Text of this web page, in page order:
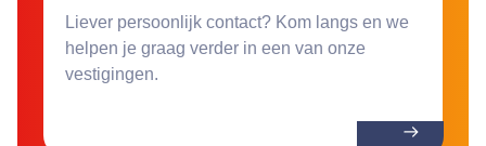
Liever persoonlijk contact? Kom langs en we
helpen je graag verder in een van onze
vestigingen.